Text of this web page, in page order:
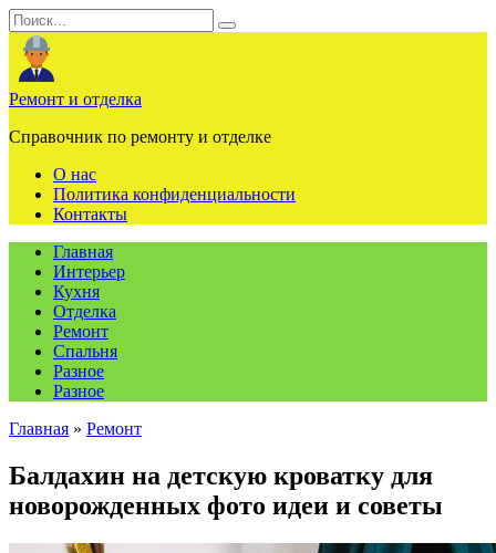
Перейти
к
содержанию
Search
for:
Ремонт и отделка
Справочник по ремонту и отделке
О нас
Политика конфиденциальности
Контакты
Главная
Интерьер
Кухня
Отделка
Ремонт
Спальня
Разное
Разное
Главная » Ремонт
Балдахин на детскую кроватку для
новорожденных фото идеи и советы